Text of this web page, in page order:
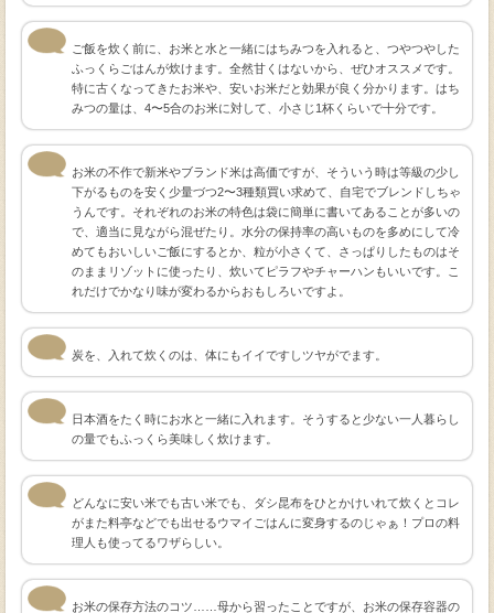
ご飯を炊く前に、お米と水と一緒にはちみつを入れると、つやつやした
ふっくらごはんが炊けます。全然甘くはないから、ぜひオススメです。
特に古くなってきたお米や、安いお米だと効果が良く分かります。はち
みつの量は、4〜5合のお米に対して、小さじ1杯くらいで十分です。
お米の不作で新米やブランド米は高価ですが、そういう時は等級の少し
下がるものを安く少量づつ2〜3種類買い求めて、自宅でブレンドしちゃ
うんです。それぞれのお米の特色は袋に簡単に書いてあることが多いの
で、適当に見ながら混ぜたり。水分の保持率の高いものを多めにして冷
めてもおいしいご飯にするとか、粒が小さくて、さっぱりしたものはそ
のままリゾットに使ったり、炊いてピラフやチャーハンもいいです。こ
れだけでかなり味が変わるからおもしろいですよ。
炭を、入れて炊くのは、体にもイイですしツヤがでます。
日本酒をたく時にお水と一緒に入れます。そうすると少ない一人暮らし
の量でもふっくら美味しく炊けます。
どんなに安い米でも古い米でも、ダシ昆布をひとかけいれて炊くとコレ
がまた料亭などでも出せるウマイごはんに変身するのじゃぁ！プロの料
理人も使ってるワザらしい。
お米の保存方法のコツ……母から習ったことですが、お米の保存容器の